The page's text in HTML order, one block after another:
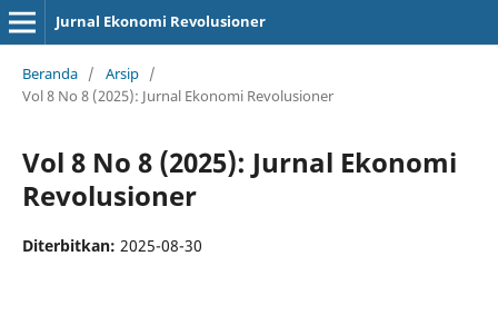
Jurnal Ekonomi Revolusioner
Beranda / Arsip /
Vol 8 No 8 (2025): Jurnal Ekonomi Revolusioner
Vol 8 No 8 (2025): Jurnal Ekonomi
Revolusioner
Diterbitkan: 2025-08-30